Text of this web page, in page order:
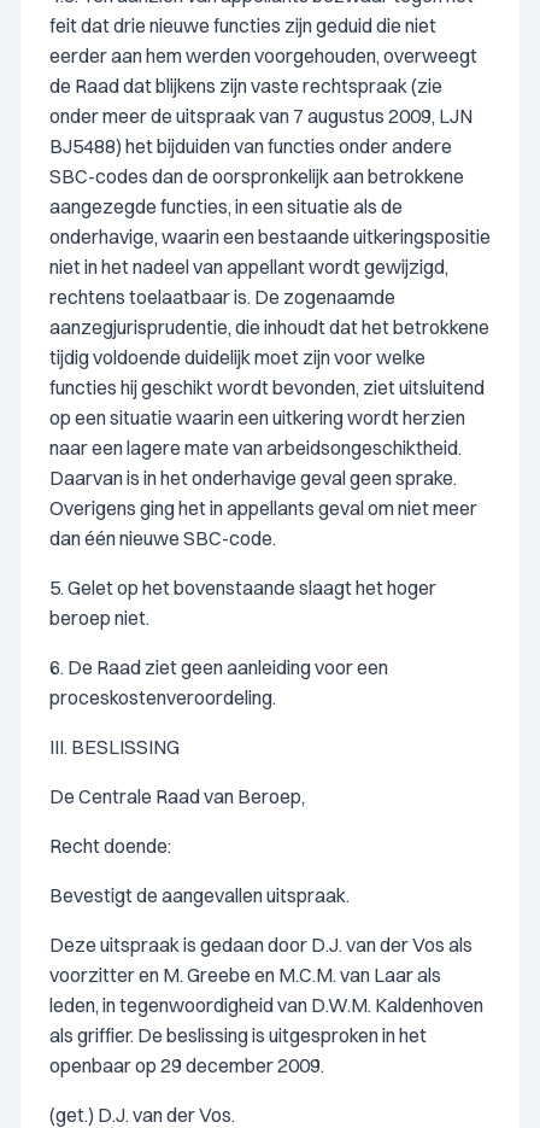
feit dat drie nieuwe functies zijn geduid die niet
eerder aan hem werden voorgehouden, overweegt
de Raad dat blijkens zijn vaste rechtspraak (zie
onder meer de uitspraak van 7 augustus 2009, LJN
BJ5488) het bijduiden van functies onder andere
SBC-codes dan de oorspronkelijk aan betrokkene
aangezegde functies, in een situatie als de
onderhavige, waarin een bestaande uitkeringspositie
niet in het nadeel van appellant wordt gewijzigd,
rechtens toelaatbaar is. De zogenaamde
aanzegjurisprudentie, die inhoudt dat het betrokkene
tijdig voldoende duidelijk moet zijn voor welke
functies hij geschikt wordt bevonden, ziet uitsluitend
op een situatie waarin een uitkering wordt herzien
naar een lagere mate van arbeidsongeschiktheid.
Daarvan is in het onderhavige geval geen sprake.
Overigens ging het in appellants geval om niet meer
dan één nieuwe SBC-code.
5. Gelet op het bovenstaande slaagt het hoger
beroep niet.
6. De Raad ziet geen aanleiding voor een
proceskostenveroordeling.
III. BESLISSING
De Centrale Raad van Beroep,
Recht doende:
Bevestigt de aangevallen uitspraak.
Deze uitspraak is gedaan door D.J. van der Vos als
voorzitter en M. Greebe en M.C.M. van Laar als
leden, in tegenwoordigheid van D.W.M. Kaldenhoven
als griffier. De beslissing is uitgesproken in het
openbaar op 29 december 2009.
(get.) D.J. van der Vos.